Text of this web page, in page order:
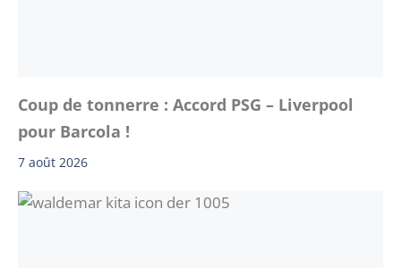
Coup de tonnerre : Accord PSG – Liverpool
pour Barcola !
7 août 2026